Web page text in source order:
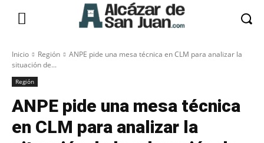
Inicio Región
ANPE pide una mesa técnica en CLM para analizar la
situación de...
Región
ANPE pide una mesa técnica
en CLM para analizar la